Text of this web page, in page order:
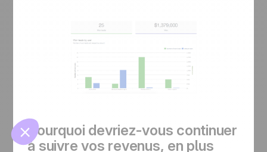
Gérer les cookies
Pourquoi devriez-vous continuer
à suivre vos revenus, en plus